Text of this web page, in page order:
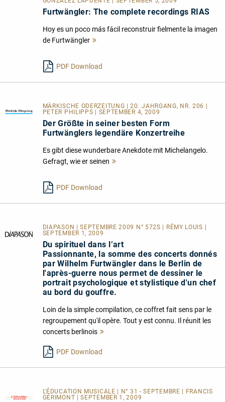
Furtwängler: The complete recordings RIAS
Hoy es un poco más fácil reconstruir fielmente la imagen
de Furtwängler
PDF Download
MÄRKISCHE ODERZEITUNG | 20. JAHRGANG, NR. 206 |
PETER PHILIPPS | SEPTEMBER 4, 2009
Der Größte in seiner besten Form
Furtwänglers legendäre Konzertreihe
Es gibt diese wunderbare Anekdote mit Michelangelo.
Gefragt, wie er seinen
PDF Download
DIAPASON | SEPTEMBRE 2009 N° 572S | RÉMY LOUIS |
SEPTEMBER 1, 2009
Du spirituel dans l’art
Passionnante, la somme des concerts donnés
par Wilhelm Furtwängler dans le Berlin de
l'après-guerre nous permet de dessiner le
portrait psychologique et stylistique d'un chef
au bord du gouffre.
Loin de la simple compilation, ce coffret fait sens par le
regroupement qu'il opère. Tout y est connu. Il réunit les
concerts berlinois
PDF Download
L'ÉDUCATION MUSICALE | N° 31 - SEPTEMBRE | FRANCIS
GÉRIMONT | SEPTEMBER 1, 2009